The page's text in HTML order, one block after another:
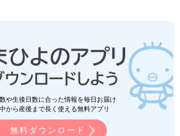
や生後日数に合った情報を毎日お届け
から産後まで長く使える無料アプリ
無料ダウンロード